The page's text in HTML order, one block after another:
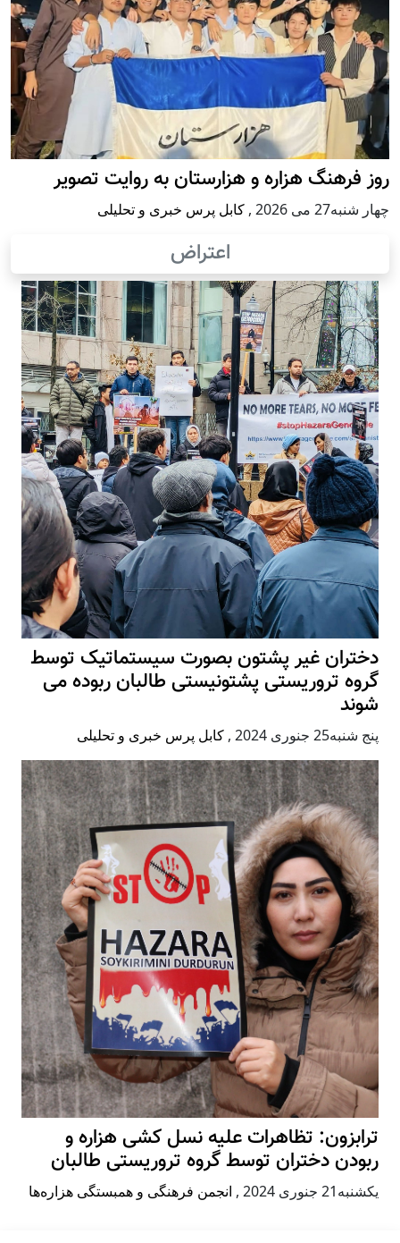
روز فرهنگ هزاره و هزارستان به روایت تصویر
چهار شنبه27 می 2026 , کابل پرس خبری و تحلیلی
اعتراض
دختران غیر پشتون بصورت سیستماتیک توسط
گروه تروریستی پشتونیستی طالبان ربوده می
شوند
پنج شنبه25 جنوری 2024 , کابل پرس خبری و تحلیلی
ترابزون: تظاهرات علیه نسل کشی هزاره و
ربودن دختران توسط گروه تروریستی طالبان
يكشنبه21 جنوری 2024 , انجمن فرهنگی و همبستگی هزاره‌ها